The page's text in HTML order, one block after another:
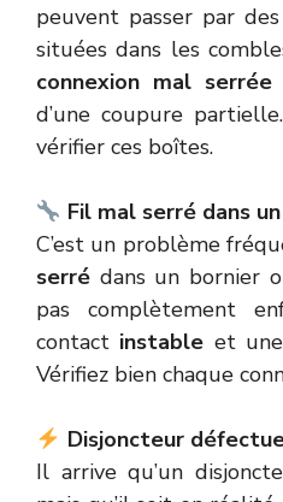
peuvent passer par des
situées dans les
connexion mal serrée
d’une coupure
vérifier ces boîtes.
Fil mal serré dans
C’est un problème
serré dans un bornier
pas complètement
contact instable et
Vérifiez bien chaque
Disjoncteur
Il arrive qu’un